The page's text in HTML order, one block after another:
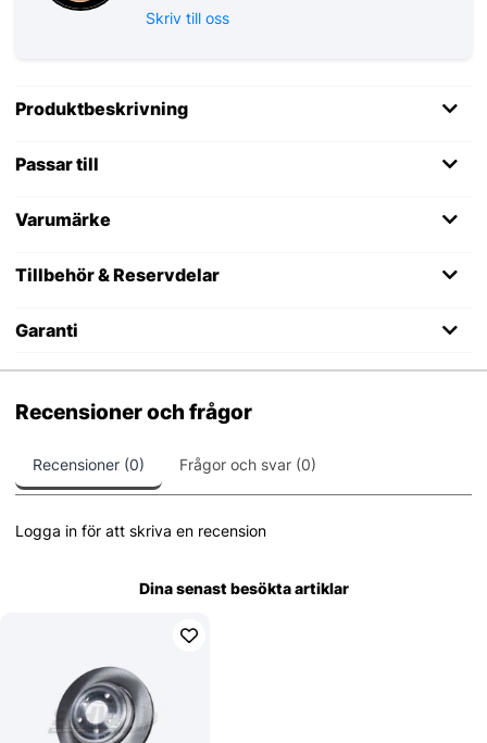
Skriv till oss
Produktbeskrivning
Passar till
Varumärke
Tillbehör & Reservdelar
Garanti
Recensioner och frågor
Recensioner (0) Frågor och svar (0)
Logga in för att skriva en recension
Dina senast besökta artiklar